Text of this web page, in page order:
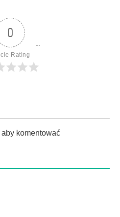
0
Rating
komentować